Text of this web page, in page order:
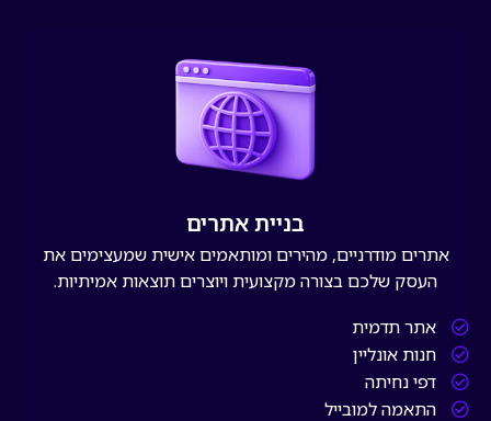
בניית אתרים
אתרים מודרניים, מהירים ומותאמים אישית שמעצימים את
העסק שלכם בצורה מקצועית ויוצרים תוצאות אמיתיות.
אתר תדמית
חנות אונליין
דפי נחיתה
התאמה למובייל